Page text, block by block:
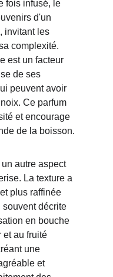
fois infusé, le
d'un
invitant les
complexité.
est un facteur
de ses
peuvent avoir
Ce parfum
et encourage
de la boisson.
autre aspect
La texture a
plus raffinée
décrite
en bouche
et au fruité
une
et